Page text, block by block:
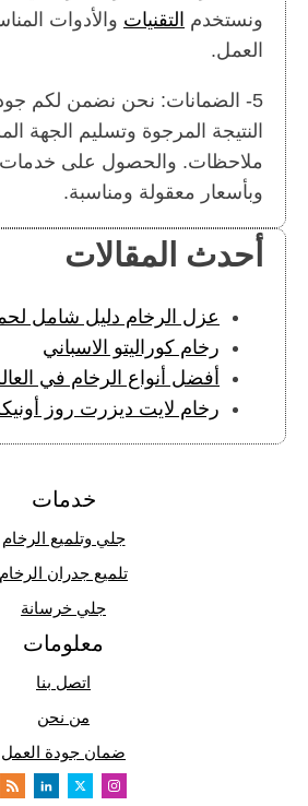
ونستخدم التقنيات والأدوات
العمل.
5- الضمانات: نحن نضمن لكم
النتيجة المرجوة وتسليم الجهة
ملاحظات. والحصول على خدمات
وبأسعار معقولة ومناسبة.
أحدث المقالات
عزل الرخام دليل شامل
رخام كوراليتو الاسباني
أفضل أنواع الرخام في
رخام لايت ديزرت روز
خدمات
جلي وتلميع الرخام
تلميع جدران الرخام
جلي خرسانة
معلومات
اتصل بنا
من نحن
ضمان جودة العمل